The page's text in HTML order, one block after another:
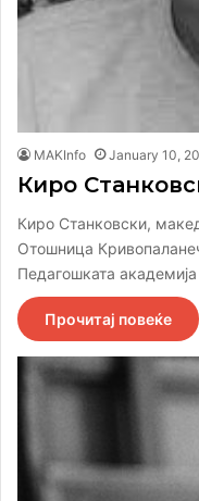
MAKInfo January 10,
Киро
Киро Станковски,
Отошница
Педагошката
Прочитај повеќе